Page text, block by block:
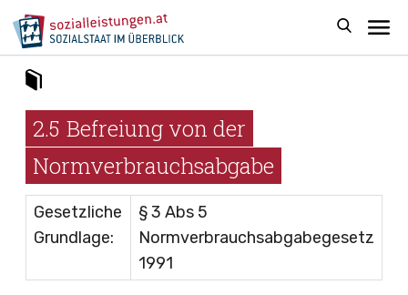
2.5 Befreiung von der
Normverbrauchsabgabe
Gesetzliche
Grundlage:
§ 3 Abs 5
Normverbrauchsabgabegesetz
1991